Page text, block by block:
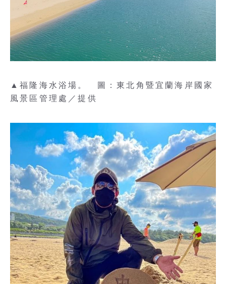
▲福隆海水浴場。 圖：東北角暨宜蘭海岸國家
風景區管理處／提供